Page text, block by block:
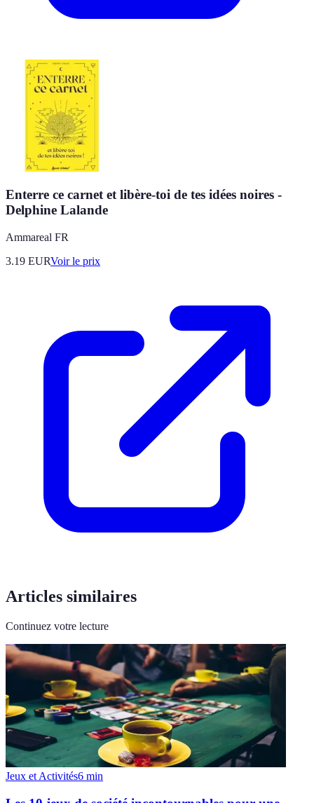
Enterre ce carnet et libère-toi de tes idées noires -
Delphine Lalande
Ammareal FR
3.19 EURVoir le prix
Articles similaires
Continuez votre lecture
Jeux et Activités6 min